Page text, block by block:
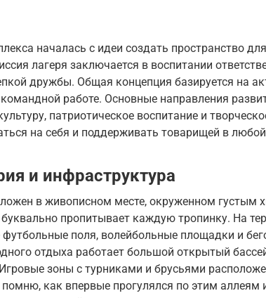
началась с идеи создать пространство
лагеря заключается в воспитании
дружбы. Общая концепция базируется на
командной работе. Основные направления
патриотическое воспитание и
на себя и поддерживать товарищей в
и инфраструктура
в живописном месте, окруженном густым
буквально пропитывает каждую тропинку. На
поля, волейбольные площадки и
отдыха работает большой открытый
зоны с турниками и брусьями
как впервые прогулялся по этим аллеям